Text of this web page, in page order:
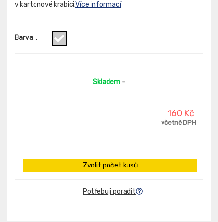
v kartonové krabici.Více informací
Barva :
Skladem -
160 Kč
včetně DPH
Zvolit počet kusů
Potřebuji poradit